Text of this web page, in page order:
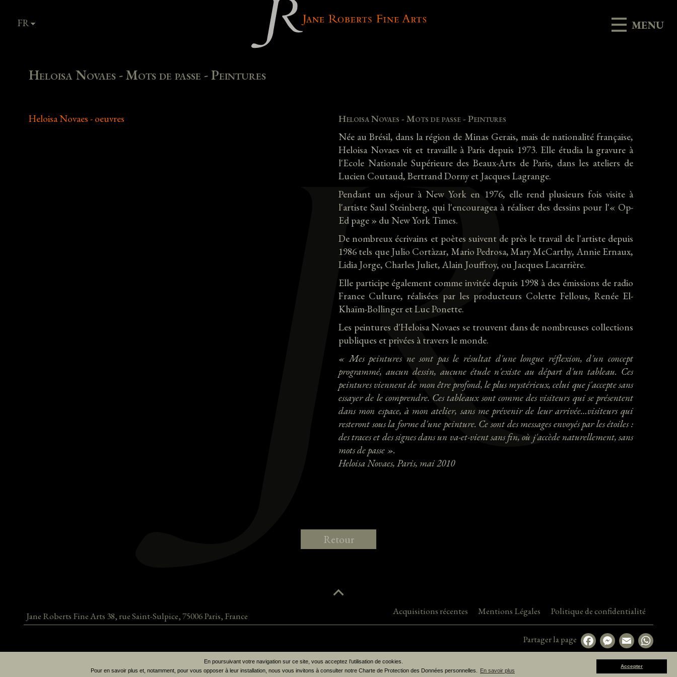
En poursuivant votre navigation sur ce site, vous acceptez l’utilisation de cookies.
Pour en savoir plus et, notamment, pour vous opposer à leur installation, nous vous invitons à consulter notre Charte de Protection des Données personnelles.
En savoir plus
Accepter
MENU
FR
Heloisa Novaes - Mots de passe - Peintures
Heloisa Novaes - oeuvres
Heloisa Novaes - Mots de passe - Peintures
Née au Brésil, dans la région de Minas Gerais, mais de nationalité française,
Heloisa Novaes vit et travaille à Paris depuis 1973. Elle étudia la gravure à
l'Ecole Nationale Supérieure des Beaux-Arts de Paris, dans les ateliers de
Lucien Coutaud, Bertrand Dorny et Jacques Lagrange.
Pendant un séjour à New York en 1976, elle rend plusieurs fois visite à
l'artiste Saul Steinberg, qui l'encouragea à réaliser des dessins pour l'« Op-
Ed page » du New York Times.
De nombreux écrivains et poètes suivent de près le travail de l'artiste depuis
1986 tels que Julio Cortàzar, Mario Pedrosa, Mary McCarthy, Annie Ernaux,
Lidia Jorge, Charles Juliet, Alain Jouffroy, ou Jacques Lacarrière.
Elle participe également comme invitée depuis 1998 à des émissions de radio
France Culture, réalisées par les producteurs Colette Fellous, Renée El-
Khaïm-Bollinger et Luc Ponette.
Les peintures d'Heloisa Novaes se trouvent dans de nombreuses collections
publiques et privées à travers le monde.
« Mes peintures ne sont pas le résultat d'une longue réflexion, d'un concept
programmé, aucun dessin, aucune étude n'existe au départ d'un tableau. Ces
peintures viennent de mon être profond, le plus mystérieux, celui que j'accepte sans
essayer de le comprendre. Ces tableaux sont comme des visiteurs qui se présentent
dans mon espace, à mon atelier, sans me prévenir de leur arrivée…visiteurs qui
resteront sous la forme d'une peinture. Ce sont des messages envoyés par les étoiles :
des traces et des signes dans un va-et-vient sans fin, où j'accède naturellement, sans
mots de passe ».
Heloisa Novaes, Paris, mai 2010
Retour
Jane Roberts Fine Arts 38, rue Saint-Sulpice,75006Paris, France Acquisitions récentes Mentions Légales Politique de confidentialité
Partager la page
Création site internet // Agence atsurf.net